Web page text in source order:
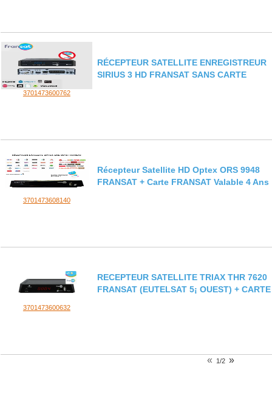
3701473600762
RÉCEPTEUR SATELLITE ENREGISTREUR
SIRIUS 3 HD FRANSAT SANS CARTE
3701473608140
Récepteur Satellite HD Optex ORS 9948
FRANSAT + Carte FRANSAT Valable 4 Ans
3701473600632
RECEPTEUR SATELLITE TRIAX THR 7620
FRANSAT (EUTELSAT 5¡ OUEST) + CARTE
« 1/2»